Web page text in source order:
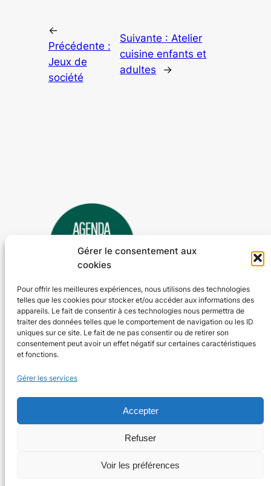
Gérer le consentement aux
cookies
Pour offrir les meilleures expériences, nous utilisons des technologies
telles que les cookies pour stocker et/ou accéder aux informations des
appareils. Le fait de consentir à ces technologies nous permettra de
traiter des données telles que le comportement de navigation ou les ID
uniques sur ce site. Le fait de ne pas consentir ou de retirer son
consentement peut avoir un effet négatif sur certaines caractéristiques
et fonctions.
Gérer les services
Accepter
Refuser
Voir les préférences
←
Précédente :
Jeux de
société
Suivante :Atelier
cuisine enfants et
adultes
→
Agenda 24
L'agenda des manifestations et activités en Dordogne
Tous les événements
Plus d’activités
S’abonner par mail
Nos valeurs
Mentions légales
WordPress